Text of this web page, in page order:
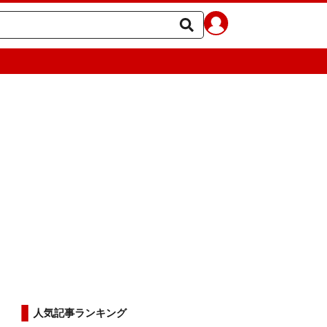
人気記事ランキング